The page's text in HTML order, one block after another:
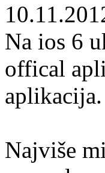
Na ios 6
offical
aplikacija.
Najviše